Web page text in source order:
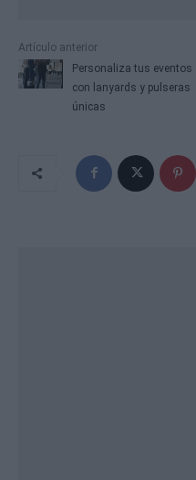
Artículo anterior
Personaliza tus eventos
con lanyards y pulseras
únicas